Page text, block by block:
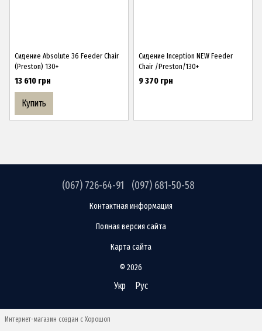
Сидение Absolute 36 Feeder Chair
(Preston) 130+
13 610 грн
Купить
Сидение Inception NEW Feeder
Chair /Preston/130+
9 370 грн
(067) 726-64-91 (097) 681-50-58
Контактная информация
Полная версия сайта
Карта сайта
© 2026
Укр Рус
Интернет-магазин создан с Хорошоп